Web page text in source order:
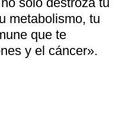
metabolismo, tu
que te
y el cáncer».